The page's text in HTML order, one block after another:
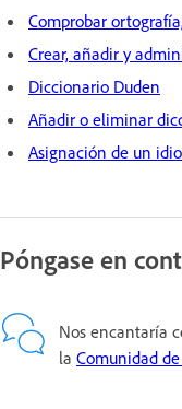
Comprobar
Crear, añadir y
Diccionario Duden
Añadir o eliminar
Asignación de un
Póngase en
Nos encantaría
la Comunidad